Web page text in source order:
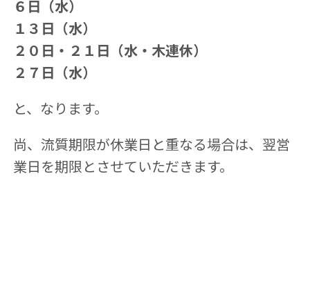
６日（水）
１３日（水）
２０日・２１日（水・木連休）
２７日（水）
と、なります。
尚、流質期限が休業日と重なる場合は、翌営
業日を期限とさせていただきます。